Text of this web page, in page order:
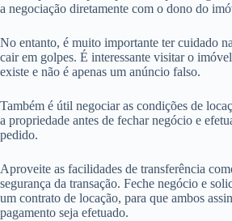
a negociação diretamente com o dono do
No entanto, é muito importante ter cuidado
cair em golpes. É interessante visitar o
existe e não é apenas um anúncio falso.
Também é útil negociar as condições de
a propriedade antes de fechar negócio e
pedido.
Aproveite as facilidades de transferência
segurança da transação. Feche negócio e
um contrato de locação, para que ambos
pagamento seja efetuado.